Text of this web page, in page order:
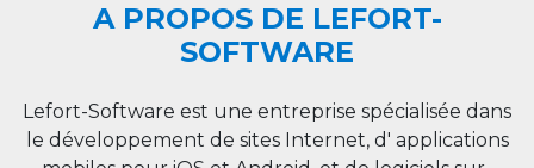
A PROPOS DE LEFORT-
SOFTWARE
Lefort-Software est une entreprise spécialisée dans
le développement de sites Internet, d' applications